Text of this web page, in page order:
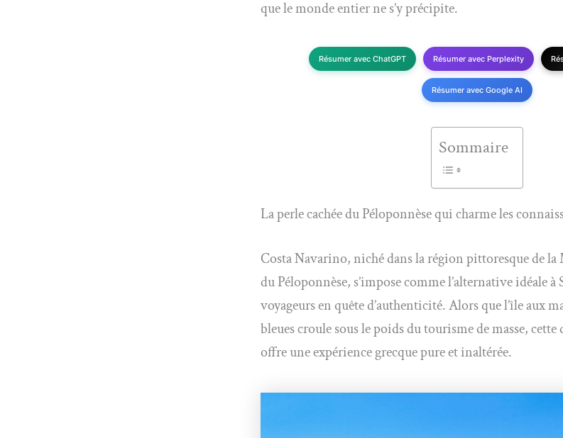
que le monde entier ne s’y précipite.
Résumer avec ChatGPT Résumer avec Perplexity
Résumer avec Google AI
Sommaire
La perle cachée du Péloponnèse qui charme les
Costa Navarino, niché dans la région pittoresque de la
du Péloponnèse, s’impose comme l’alternative idéale
voyageurs en quête d’authenticité. Alors que l’île aux
bleues croule sous le poids du tourisme de masse,
offre une expérience grecque pure et inaltérée.